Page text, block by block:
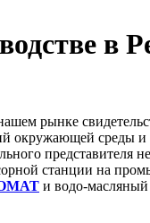
в
рынке
окружающей среды и
представителя
станции на
и водо-масляный